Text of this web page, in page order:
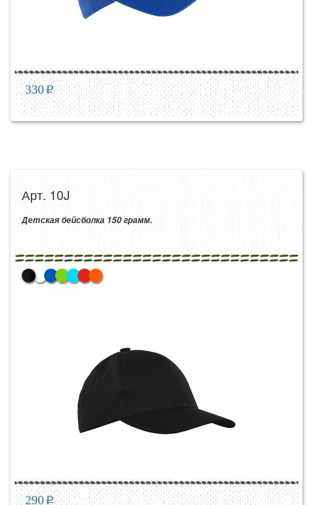
330p
Арт. 10J
Детская бейсболка 150 грамм.
290p